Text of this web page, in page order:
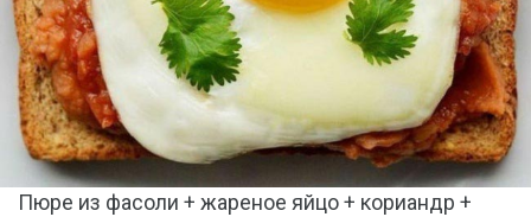
Пюре из фасоли + жареное яйцо + кориандр +